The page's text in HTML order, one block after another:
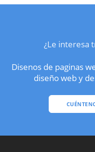
¿Le interesa
Disenos de paginas
diseño web y